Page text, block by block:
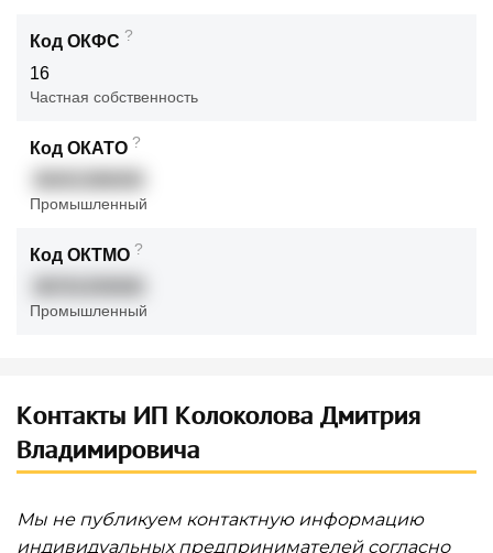
Код ОКФС ?
16
Частная собственность
Код ОКАТО ?
Промышленный
Код ОКТМО ?
Промышленный
Контакты ИП Колоколова Дмитрия
Владимировича
Мы не публикуем контактную информацию
индивидуальных предпринимателей согласно